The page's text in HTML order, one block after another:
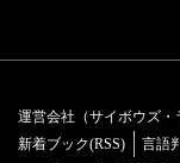
運営会社（サイボウズ・
新着ブック(RSS)
言語